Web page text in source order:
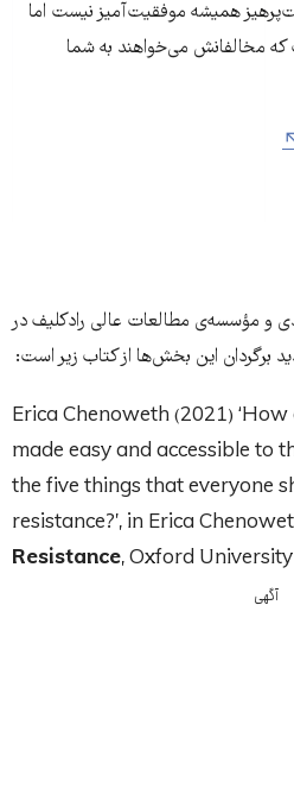
همیشه موفقیت‌آمیز نیست اما
که مخالفانش می‌خواهند به شما
و مؤسسه‌ی مطالعات عالی رادکلیف در
برگردان این بخش‌ها از کتاب زیر است:
Erica Chenoweth (2021)
made easy and accessible to
the five things that everyone
resistance?’, in Erica
Resistance, Oxford
آگهی